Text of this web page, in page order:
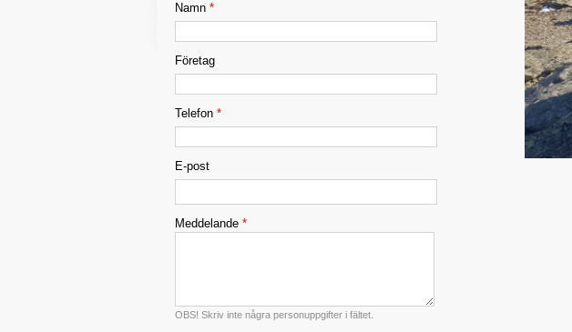
Namn *
Företag
Telefon *
E-post
Meddelande *
OBS! Skriv inte några personuppgifter i fältet.